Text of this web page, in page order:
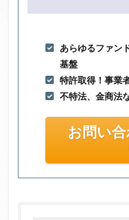
あらゆるファン
基盤
特許取得！事業
不特法、金商法
お問い